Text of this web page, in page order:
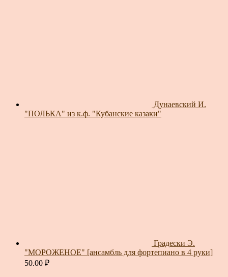
Дунаевский И.
"ПОЛЬКА" из к.ф. "Кубанские казаки"
Градески Э.
"МОРОЖЕНОЕ" [ансамбль для фортепиано в 4 руки]
50.00 ₽